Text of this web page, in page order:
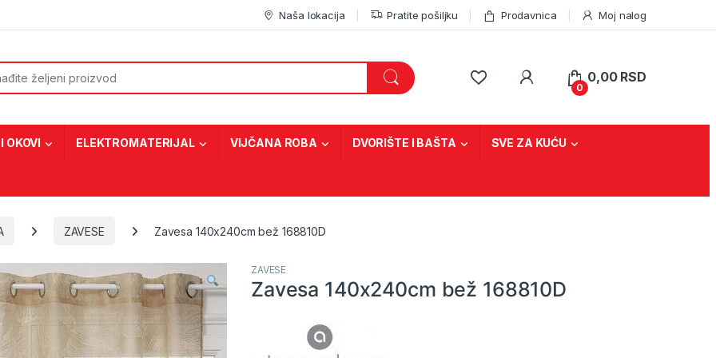
Naša lokacija Pratite pošiljku Prodavnica Moj nalog
0
0,00 RSD
OKOVI ELEKTROMATERIJAL VIJČANA ROBA DVORIŠTE I BAŠTA SVE ZA KUĆU
ZAVESE Zavesa 140x240cm bež 168810D
ZAVESE
Zavesa 140x240cm bež 168810D